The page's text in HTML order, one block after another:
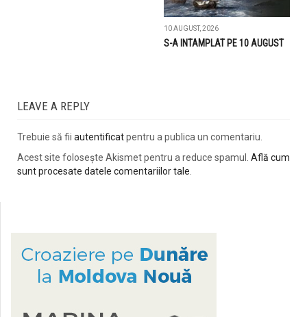
10 AUGUST, 2026
S-A INTAMPLAT PE 10 AUGUST
LEAVE A REPLY
Trebuie să fii autentificatpentru a publica un comentariu.
Acest site folosește Akismet pentru a reduce spamul. Află cum
sunt procesate datele comentariilor tale